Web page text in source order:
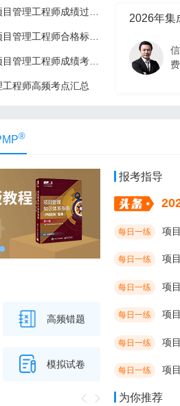
程师高频考点汇总
2026年集
®
高频错题
模拟试卷
报考指导
每日一练 项
每日一练 项
每日一练 项
每日一练 项
每日一练 项
每日一练 项
为你推荐